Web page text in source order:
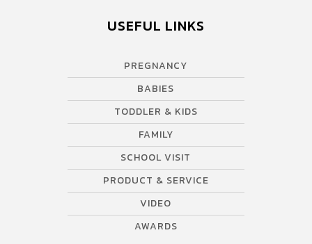
USEFUL LINKS
PREGNANCY
BABIES
TODDLER & KIDS
FAMILY
SCHOOL VISIT
PRODUCT & SERVICE
VIDEO
AWARDS